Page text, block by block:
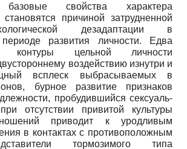
свойства характера
причиной затрудненной
дезадаптации в
периоде развития личности. Едва
контуры цельной личности
воздействию изнутри и
всплеск выбрасываемых в
бурное развитие признаков
пробудившийся сексуаль­
отсутствии привитой культуры
приводит к уродливым
в контактах с противоположным
тормозимого типа